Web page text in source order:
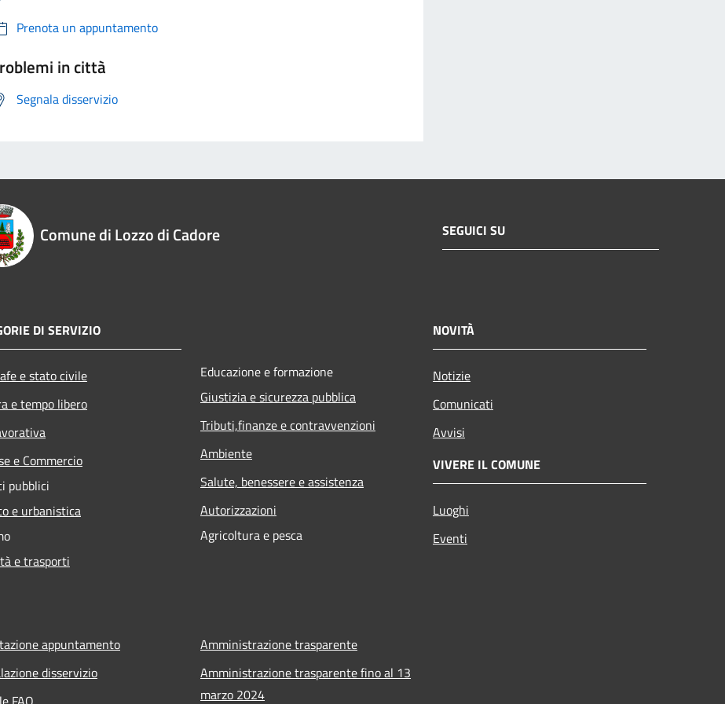
Prenota un appuntamento
in città
Segnala disservizio
Comune di Lozzo di Cadore SEGUICI SU
DI SERVIZIO
e stato civile
e tempo libero
e Commercio
pubblici
e urbanistica
e trasporti
Educazione e formazione
Giustizia e sicurezza pubblica
Tributi,finanze e contravvenzioni
Ambiente
Salute, benessere e assistenza
Autorizzazioni
Agricoltura e pesca
NOVITÀ
Notizie
Comunicati
Avvisi
VIVERE IL COMUNE
Luoghi
Eventi
appuntamento
disservizio
Amministrazione trasparente
Amministrazione trasparente fino al 13
marzo 2024